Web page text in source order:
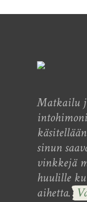
Matkailu
sinun
vinkkejä
huulille
aihetta.